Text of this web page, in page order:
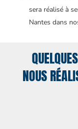
sera réalisé à
Nantes dans
NOUS